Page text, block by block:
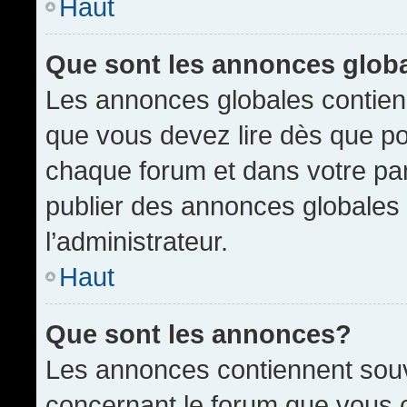
Haut
Que sont les annonces
Les annonces globales
que vous devez lire dès que
chaque forum et dans votre
publier des annonces
l’administrateur.
Haut
Que sont les annonces?
Les annonces contiennent